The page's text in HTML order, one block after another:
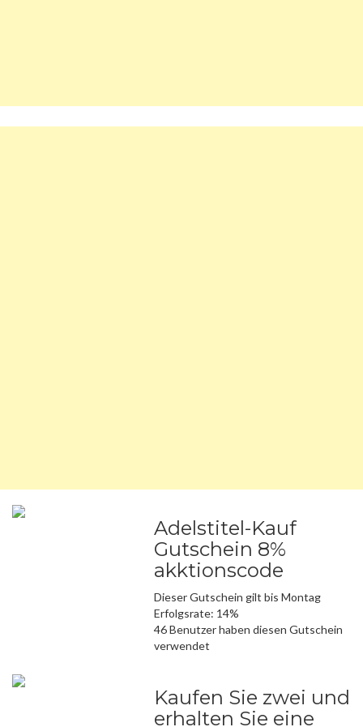
Adelstitel-Kauf
Gutschein 8%
akktionscode
Dieser Gutschein gilt bis Montag
Erfolgsrate: 14%
46 Benutzer haben diesen Gutschein
verwendet
Kaufen Sie zwei und
erhalten Sie eine